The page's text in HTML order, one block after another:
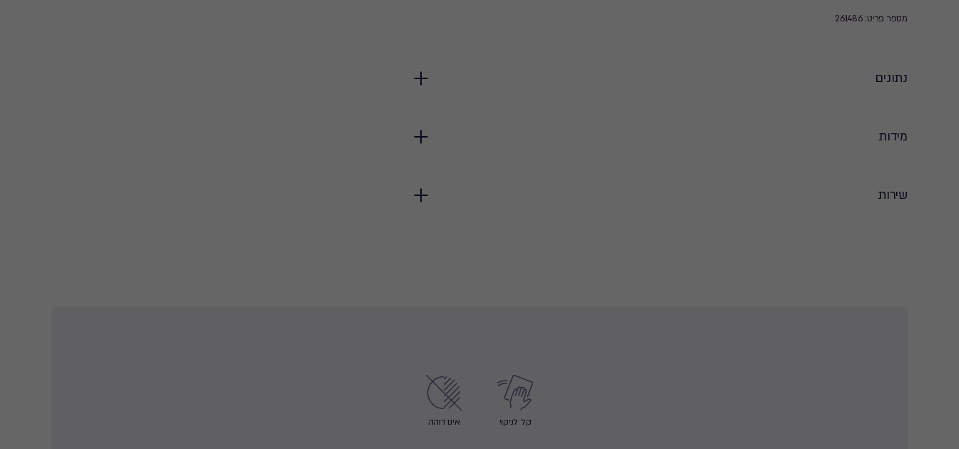
מספר פריט: 261486
נתונים
מידות
שירות
קל לניקוי אינו דוהה